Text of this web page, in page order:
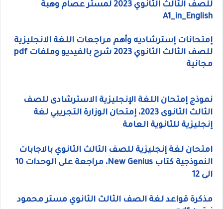
للصف الثالث الثانوي 2023 لمستر عصام وهبة
A1_in_English
إمتحانات إسترشاديه وأهم مراجعات اللغة الانجليزية
للصف الثالث الثانوي 2023 شرح بالفيديو وملفات pdf
مجانية
نموذج إمتحان اللغة الإنجليزية الاسترشادى للصف
الثالث الثانوى 2023،
إمتحان الوزارة التجريبي لغة
إنجليزية للثانوية العامة
امتحان لغة إنجليزية للصف الثالث الثانوي بالاجابات
النموذجية كتاب New Genius، مراجعة على الوحدات 10
الى 12
مذكرة قواعد لغة الصف الثالث الثانوي مستر محمود